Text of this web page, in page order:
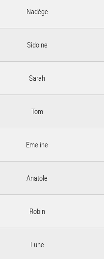
Nadège
Sidoine
Sarah
Tom
Emeline
Anatole
Robin
Lune